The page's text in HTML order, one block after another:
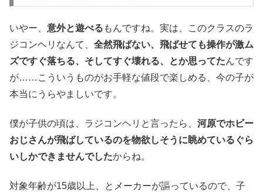
いやー、 意外と遊べる もんですね。実は、このクラスのラ
ジコンヘリなんて、 全然飛ばない、飛ばせても操作が激ム
ズですぐ落ちる、そしてすぐ壊れる、とか思ってたんです
が……こういうものがお手軽な値段で楽しめる、今の子が
本当にうらやましいです。
僕が子供の頃は、ラジコンヘリと言ったら、 河原でホビー
おじさんが飛ばしているのを物欲しそうに眺めているぐら
いしかできませんでしたからね。
対象年齢が15歳以上、とメーカーが謳っているので、子